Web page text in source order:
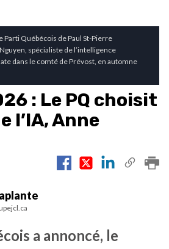
Parti Québécois de Paul St-Pierre
spécialiste de l’intelligence
dans le comté de Prévost, en automne
: Le PQ choisit
l’IA, Anne
a annoncé, le